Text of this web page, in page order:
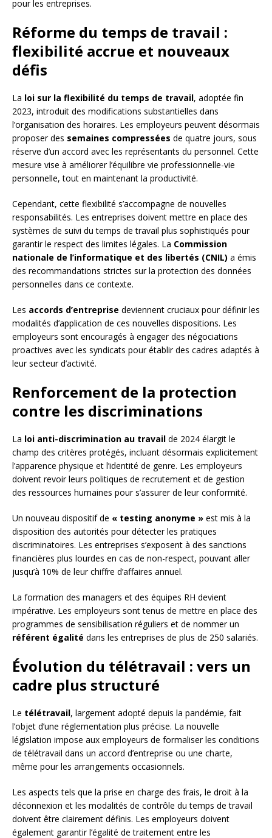
pour les entreprises.
Réforme du temps de travail :
flexibilité accrue et nouveaux
défis
La loi sur la flexibilité du temps de travail, adoptée fin
2023, introduit des modifications substantielles dans
l’organisation des horaires. Les employeurs peuvent désormais
proposer des semaines compressées de quatre jours, sous
réserve d’un accord avec les représentants du personnel. Cette
mesure vise à améliorer l’équilibre vie professionnelle-vie
personnelle, tout en maintenant la productivité.
Cependant, cette flexibilité s’accompagne de nouvelles
responsabilités. Les entreprises doivent mettre en place des
systèmes de suivi du temps de travail plus sophistiqués pour
garantir le respect des limites légales. La Commission
nationale de l’informatique et des libertés (CNIL) a émis
des recommandations strictes sur la protection des données
personnelles dans ce contexte.
Les accords d’entreprise deviennent cruciaux pour définir les
modalités d’application de ces nouvelles dispositions. Les
employeurs sont encouragés à engager des négociations
proactives avec les syndicats pour établir des cadres adaptés à
leur secteur d’activité.
Renforcement de la protection
contre les discriminations
La loi anti-discrimination au travail de 2024 élargit le
champ des critères protégés, incluant désormais explicitement
l’apparence physique et l’identité de genre. Les employeurs
doivent revoir leurs politiques de recrutement et de gestion
des ressources humaines pour s’assurer de leur conformité.
Un nouveau dispositif de « testing anonyme » est mis à la
disposition des autorités pour détecter les pratiques
discriminatoires. Les entreprises s’exposent à des sanctions
financières plus lourdes en cas de non-respect, pouvant aller
jusqu’à 10% de leur chiffre d’affaires annuel.
La formation des managers et des équipes RH devient
impérative. Les employeurs sont tenus de mettre en place des
programmes de sensibilisation réguliers et de nommer un
référent égalité dans les entreprises de plus de 250 salariés.
Évolution du télétravail : vers un
cadre plus structuré
Le télétravail, largement adopté depuis la pandémie, fait
l’objet d’une réglementation plus précise. La nouvelle
législation impose aux employeurs de formaliser les conditions
de télétravail dans un accord d’entreprise ou une charte,
même pour les arrangements occasionnels.
Les aspects tels que la prise en charge des frais, le droit à la
déconnexion et les modalités de contrôle du temps de travail
doivent être clairement définis. Les employeurs doivent
également garantir l’égalité de traitement entre les